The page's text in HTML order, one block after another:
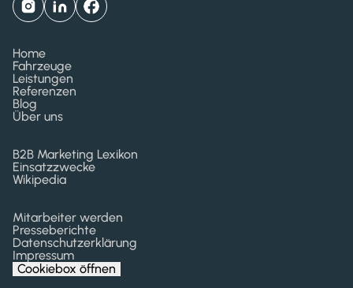
Home
Fahrzeuge
Leistungen
Referenzen
Blog
Über uns
B2B Marketing Lexikon
Einsatzzwecke
Wikipedia
Mitarbeiter werden
Presseberichte
Datenschutzerklärung
Impressum
Cookiebox öffnen